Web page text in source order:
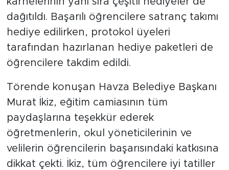
dağıtıldı. Başarılı öğrencilere satranç takımı
hediye edilirken, protokol üyeleri
tarafından hazırlanan hediye paketleri de
öğrencilere takdim edildi.
Törende konuşan Havza Belediye Başkanı
Murat İkiz, eğitim camiasının tüm
paydaşlarına teşekkür ederek
öğretmenlerin, okul yöneticilerinin ve
velilerin öğrencilerin başarısındaki katkısına
dikkat çekti. İkiz, tüm öğrencilere iyi tatiller